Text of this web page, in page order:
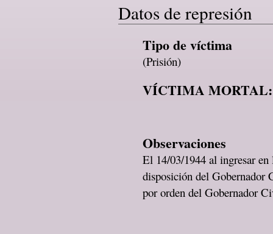
Datos de represión
Tipo de víctima
(Prisión)
VÍCTIMA MORTAL:
Observaciones
El 14/03/1944 al ingresar
disposición del Gobernador
por orden del Gobernador